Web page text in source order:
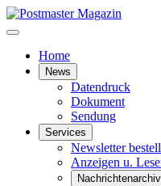
Home
News
Datendruck
Dokument
Sendung
Services
Newsletter
Anzeigen u.
Nachrichtenarchiv